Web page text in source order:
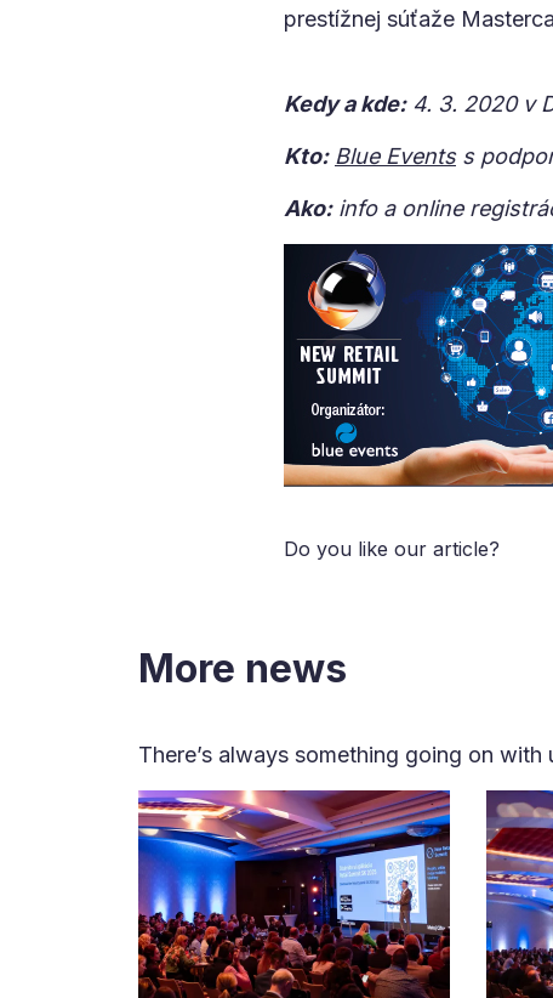
prestížnej súťaže
Kedy a kde:4. 3. 2020 v
Kto: Blue Eventss
Ako:info a online
Do you like our article?
More news
There’s always something going on